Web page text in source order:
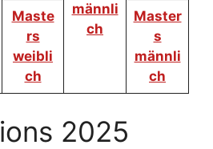
männli
ch
Maste
rs
weibli
ch
Master
s
männli
ch
2025